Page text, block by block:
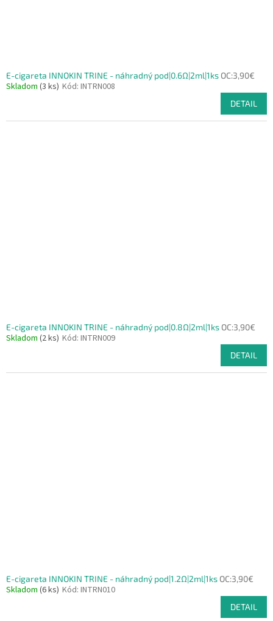
E-cigareta INNOKIN TRINE - náhradný pod|0.6Ω|2ml|1ks OC:3,90€
Skladom (3 ks) Kód: INTRN008
DETAIL
E-cigareta INNOKIN TRINE - náhradný pod|0.8Ω|2ml|1ks OC:3,90€
Skladom (2 ks) Kód: INTRN009
DETAIL
E-cigareta INNOKIN TRINE - náhradný pod|1.2Ω|2ml|1ks OC:3,90€
Skladom (6 ks) Kód: INTRN010
DETAIL